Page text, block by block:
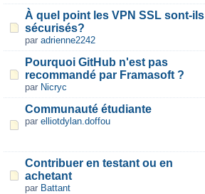
À quel point les VPN SSL sont-ils
sécurisés?
par adrienne2242
Pourquoi GitHub n'est pas
recommandé par Framasoft ?
par Nicryc
Communauté étudiante
par elliotdylan.doffou
Contribuer en testant ou en
achetant
par Battant